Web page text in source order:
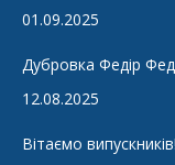
01.09.2025
Дубровка Федір
12.08.2025
Вітаємо